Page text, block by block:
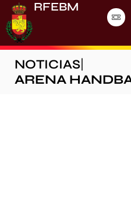
RFEBM
NOTICIAS
ARENA